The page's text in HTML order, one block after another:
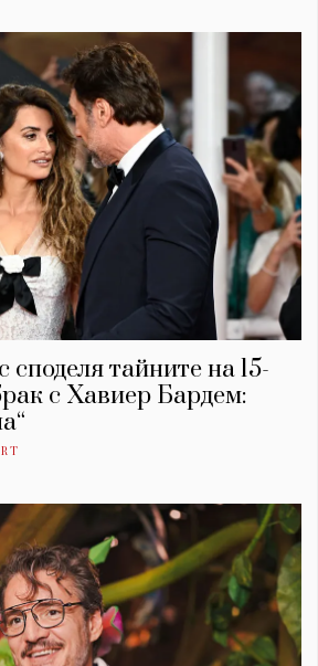
тайните на 15-
с Хавиер Бардем: